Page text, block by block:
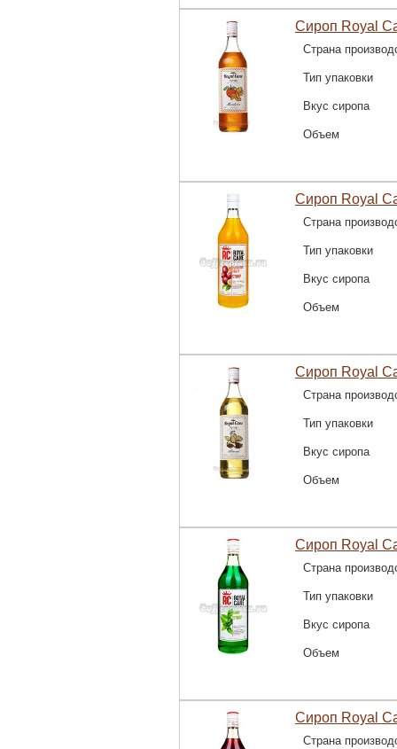
Сироп Royal
Страна
Тип упаковки
Вкус сиропа
Объем
Сироп Royal
Страна
Тип упаковки
Вкус сиропа
Объем
Сироп Royal
Страна
Тип упаковки
Вкус сиропа
Объем
Сироп Royal
Страна
Тип упаковки
Вкус сиропа
Объем
Сироп Royal
Страна